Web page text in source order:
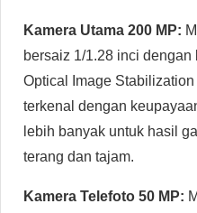
Kamera Utama 200 MP:
bersaiz 1/1.28 inci
Optical Image
terkenal dengan
lebih banyak untuk hasil
terang dan tajam.
Kamera Telefoto 50 MP: